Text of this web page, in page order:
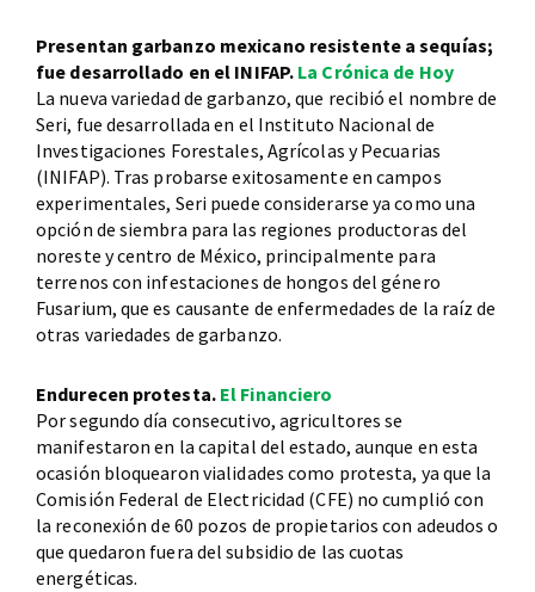
Presentan garbanzo mexicano resistente a sequías;
fue desarrollado en el INIFAP. La Crónica de Hoy
La nueva variedad de garbanzo, que recibió el nombre de
Seri, fue desarrollada en el Instituto Nacional de
Investigaciones Forestales, Agrícolas y Pecuarias
(INIFAP). Tras probarse exitosamente en campos
experimentales, Seri puede considerarse ya como una
opción de siembra para las regiones productoras del
noreste y centro de México, principalmente para
terrenos con infestaciones de hongos del género
Fusarium, que es causante de enfermedades de la raíz de
otras variedades de garbanzo.
Endurecen protesta. El Financiero
Por segundo día consecutivo, agricultores se
manifestaron en la capital del estado, aunque en esta
ocasión bloquearon vialidades como protesta, ya que la
Comisión Federal de Electricidad (CFE) no cumplió con
la reconexión de 60 pozos de propietarios con adeudos o
que quedaron fuera del subsidio de las cuotas
energéticas.